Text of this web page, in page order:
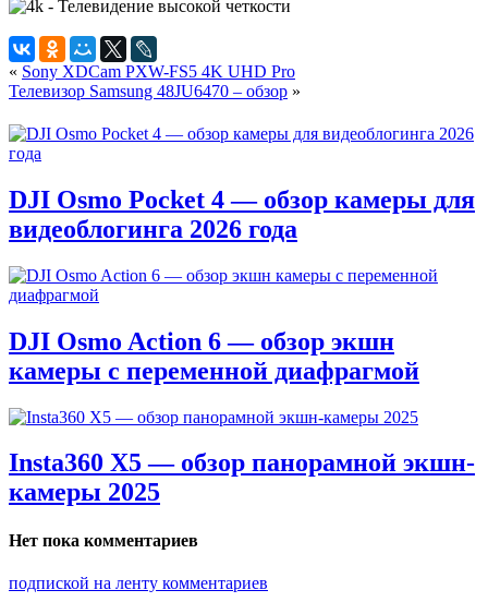
« Sony XDCam PXW-FS5 4K UHD Pro
Телевизор Samsung 48JU6470 – обзор »
DJI Osmo Pocket 4 — обзор камеры для
видеоблогинга 2026 года
DJI Osmo Action 6 — обзор экшн
камеры с переменной диафрагмой
Insta360 X5 — обзор панорамной экшн-
камеры 2025
Нет пока комментариев
подпиской на ленту комментариев